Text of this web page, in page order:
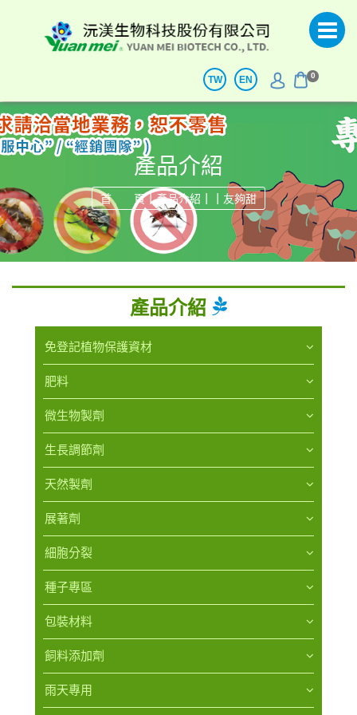
0
TW EN
產品介紹
首 頁 | 產品介紹 | | 友夠甜
產品介紹
免登記植物保護資材
肥料
微生物製劑
生長調節劑
天然製劑
展著劑
細胞分裂
種子專區
包裝材料
飼料添加劑
雨天專用